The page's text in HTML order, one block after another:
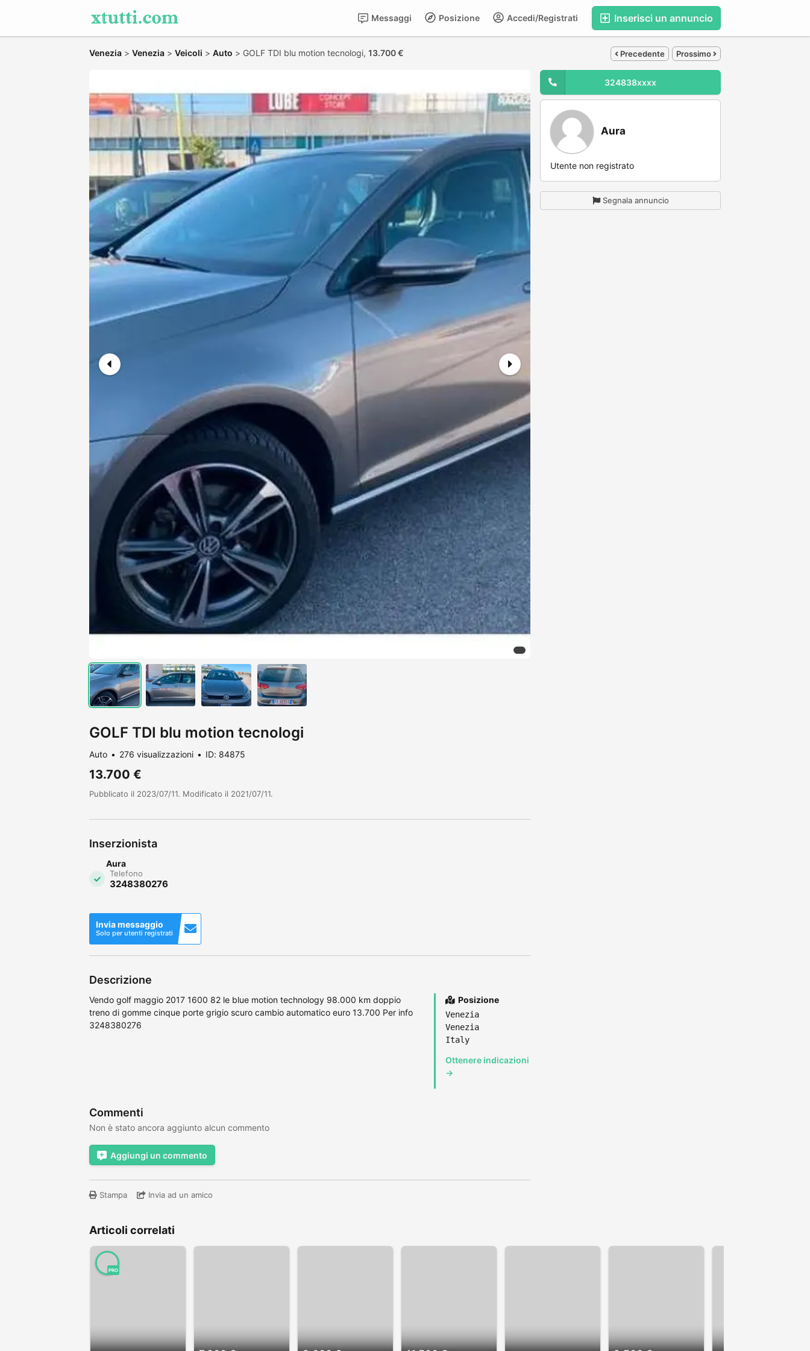
Inserisci un annuncio
Accedi/Registrati
Posizione
Messaggi
Venezia > Venezia > Veicoli > Auto > GOLF TDI blu motion tecnologi, 13.700 € Precedente Prossimo
GOLF TDI blu motion tecnologi
Auto 276 visualizzazioni ID: 84875
13.700 €
Pubblicato il 2023/07/11. Modificato il 2021/07/11.
Inserzionista
Aura
Telefono
3248380276
Invia messaggio
Solo per utenti registrati
Descrizione
Vendo golf maggio 2017 1600 82 le blue motion technology 98.000 km doppio
treno di gomme cinque porte grigio scuro cambio automatico euro 13.700 Per info
3248380276
Posizione
Venezia
Venezia
Italy
Ottenere indicazioni
→
Commenti
Non è stato ancora aggiunto alcun commento
Aggiungi un commento
Stampa Invia ad un amico
324838xxxx
Aura
Utente non registrato
Segnala annuncio
Articoli correlati
PRO